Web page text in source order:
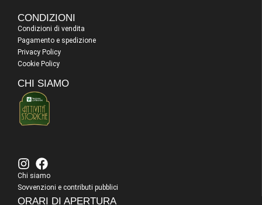
CONDIZIONI
Condizioni di vendita
Pagamento e spedizione
Privacy Policy
Cookie Policy
CHI SIAMO
Chi siamo
Sovvenzioni e contributi pubblici
ORARI DI APERTURA